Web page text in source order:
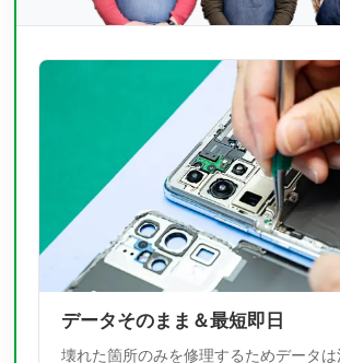
データそのまま＆最短即日
壊れた箇所のみを修理するためデータは